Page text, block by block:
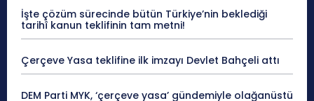
İşte çözüm sürecinde bütün Türkiye’nin beklediği
tarihî kanun teklifinin tam metni!
Çerçeve Yasa teklifine ilk imzayı Devlet Bahçeli attı
DEM Parti MYK, ‘çerçeve yasa’ gündemiyle olağanüstü